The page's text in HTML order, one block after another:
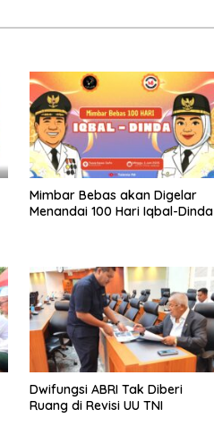
Mimbar Bebas akan Digelar
Menandai 100 Hari Iqbal-Dinda
Dwifungsi ABRI Tak Diberi
Ruang di Revisi UU TNI